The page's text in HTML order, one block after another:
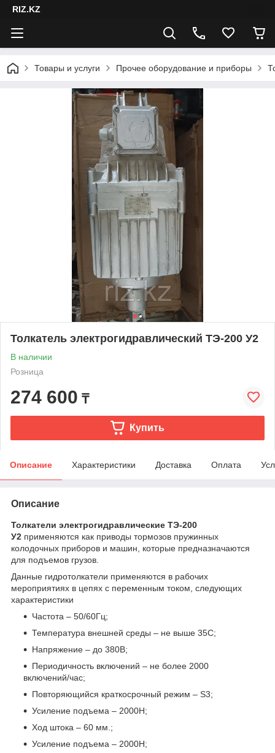
RIZ.KZ
Товары и услуги Прочее оборудование и приборы
Толкатель электрогидравлический ТЭ-200 У2
В наличии
Розница
274 600 ₸
Купить
Описание Характеристики Доставка Оплата
Описание
Толкатели электрогидравлические ТЭ-200
У2 применяются как приводы тормозов пружинных
колодочных приборов и машин, которые предназначаются
для подъемов грузов.
Данные гидротолкатели применяются в рабочих
мероприятиях в цепях с переменным током, следующих
характеристики
Частота – 50/60Гц;
Температура внешней среды – не выше 35С;
Напряжение – до 380В;
Периодичность включений – не более 2000
включений/час;
Повторяющийся краткосрочный режим – S3;
Усиление подъема – 2000Н;
Ход штока – 60 мм.;
Усиление подъема – 2000Н;